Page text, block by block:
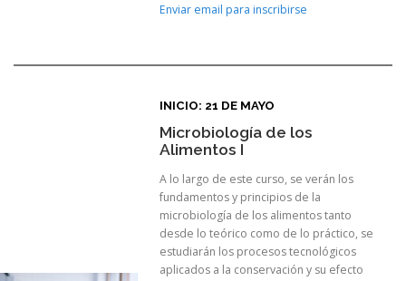
Enviar email para inscribirse
INICIO: 21 DE MAYO
Microbiología de los
Alimentos I
A lo largo de este curso, se verán los
fundamentos y principios de la
microbiología de los alimentos tanto
desde lo teórico como de lo práctico, se
estudiarán los procesos tecnológicos
aplicados a la conservación y su efecto